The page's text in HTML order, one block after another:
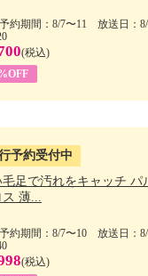
約期間：8/7〜11 放送日：
(税込)
予約受付中
毛足で汚れをキャッチ パ
ス 薄...
約期間：8/7〜10 放送日：8/
(税込)